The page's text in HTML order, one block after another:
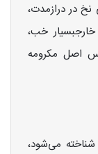
نخ در درازمدت،
خب،
اصل مکرومه
می‌شود،